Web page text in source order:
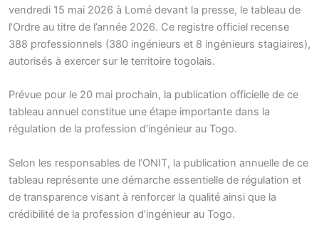
vendredi 15 mai 2026 à Lomé devant la presse, le tableau de
l’Ordre au titre de l’année 2026. Ce registre officiel recense
388 professionnels (380 ingénieurs et 8 ingénieurs stagiaires),
autorisés à exercer sur le territoire togolais.
Prévue pour le 20 mai prochain, la publication officielle de ce
tableau annuel constitue une étape importante dans la
régulation de la profession d’ingénieur au Togo.
Selon les responsables de l’ONIT, la publication annuelle de ce
tableau représente une démarche essentielle de régulation et
de transparence visant à renforcer la qualité ainsi que la
crédibilité de la profession d’ingénieur au Togo.